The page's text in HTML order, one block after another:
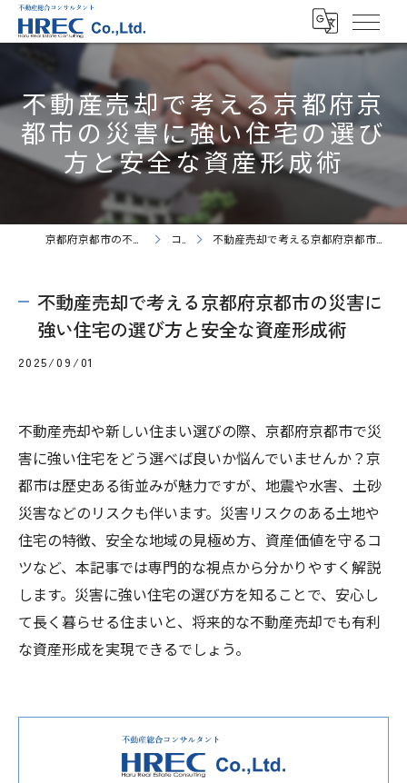
不動産売却で考える京都府京
都市の災害に強い住宅の選び
方と安全な資産形成術
コラム 不動産売却で考える京都府京都市の災害に強い住宅の選び方と安全な資産形成術
不動産売却で考える京都府京都市の災害に
強い住宅の選び方と安全な資産形成術
2025/09/01
不動産売却や新しい住まい選びの際、京都府京都市で災
害に強い住宅をどう選べば良いか悩んでいませんか？京
都市は歴史ある街並みが魅力ですが、地震や水害、土砂
災害などのリスクも伴います。災害リスクのある土地や
住宅の特徴、安全な地域の見極め方、資産価値を守るコ
ツなど、本記事では専門的な視点から分かりやすく解説
します。災害に強い住宅の選び方を知ることで、安心し
て長く暮らせる住まいと、将来的な不動産売却でも有利
な資産形成を実現できるでしょう。